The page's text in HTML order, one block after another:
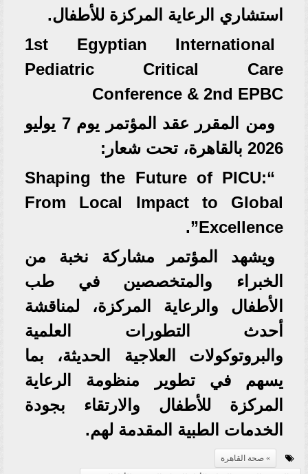
استشاري الرعاية المركزة للأطفال.
1st Egyptian International
Pediatric Critical Care
Conference & 2nd EPBC
ومن المقرر عقد المؤتمر يوم 7 يوليو
2026 بالقاهرة، تحت شعار:
“Shaping the Future of PICU:
From Local Impact to Global
Excellence”.
ويشهد المؤتمر مشاركة نخبة من
الخبراء والمتخصصين في طب
الأطفال والرعاية المركزة، لمناقشة
أحدث التطورات العلمية
والبروتوكولات العلاجية الحديثة، بما
يسهم في تطوير منظومة الرعاية
المركزة للأطفال والارتقاء بجودة
الخدمات الطبية المقدمة لهم.
صحة القاهرة